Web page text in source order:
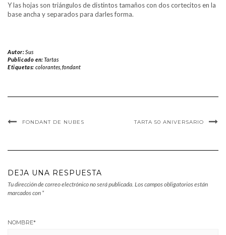
Y las hojas son triángulos de distintos tamaños con dos cortecitos en la
base ancha y separados para darles forma.
Autor:Sus
Publicado en:Tartas
Etiquetas: colorantes, fondant
FONDANT DE NUBES TARTA 50 ANIVERSARIO
DEJA UNA RESPUESTA
Tu dirección de correo electrónico no será publicada. Los campos obligatorios están
marcados con *
NOMBRE*